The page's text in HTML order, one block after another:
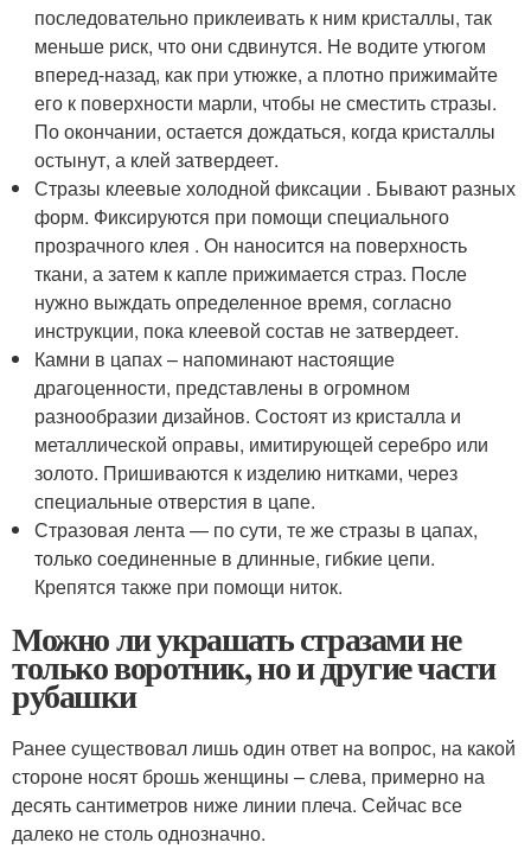
последовательно приклеивать к ним кристаллы, так
меньше риск, что они сдвинутся. Не водите утюгом
вперед-назад, как при утюжке, а плотно прижимайте
его к поверхности марли, чтобы не сместить стразы.
По окончании, остается дождаться, когда кристаллы
остынут, а клей затвердеет.
Стразы клеевые холодной фиксации . Бывают разных
форм. Фиксируются при помощи специального
прозрачного клея . Он наносится на поверхность
ткани, а затем к капле прижимается страз. После
нужно выждать определенное время, согласно
инструкции, пока клеевой состав не затвердеет.
Камни в цапах – напоминают настоящие
драгоценности, представлены в огромном
разнообразии дизайнов. Состоят из кристалла и
металлической оправы, имитирующей серебро или
золото. Пришиваются к изделию нитками, через
специальные отверстия в цапе.
Стразовая лента — по сути, те же стразы в цапах,
только соединенные в длинные, гибкие цепи.
Крепятся также при помощи ниток.
Можно ли украшать стразами не
только воротник, но и другие части
рубашки
Ранее существовал лишь один ответ на вопрос, на какой
стороне носят брошь женщины – слева, примерно на
десять сантиметров ниже линии плеча. Сейчас все
далеко не столь однозначно.